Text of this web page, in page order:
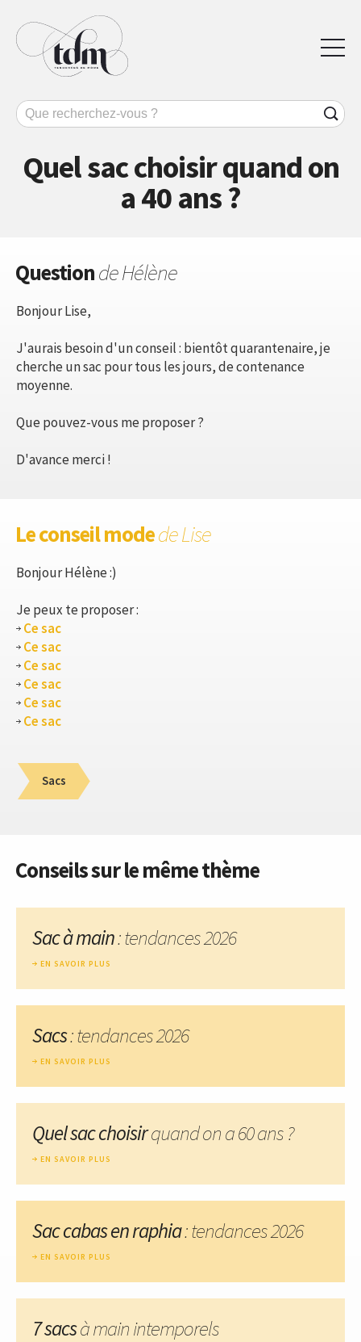
Quel sac choisir quand on
a 40 ans ?
Questionde Hélène
Bonjour Lise,
J'aurais besoin d'un conseil : bientôt quarantenaire, je
cherche un sac pour tous les jours, de contenance
moyenne.
Que pouvez-vous me proposer ?
D'avance merci !
Le conseil modede Lise
Bonjour Hélène :)
Je peux te proposer :
Ce sac
Ce sac
Ce sac
Ce sac
Ce sac
Ce sac
Sacs
Conseils sur le même thème
Sac à main: tendances 2026
EN SAVOIR PLUS
Sacs: tendances 2026
EN SAVOIR PLUS
Quel sac choisirquand on a 60 ans ?
EN SAVOIR PLUS
Sac cabas en raphia: tendances 2026
EN SAVOIR PLUS
7 sacsà main intemporels